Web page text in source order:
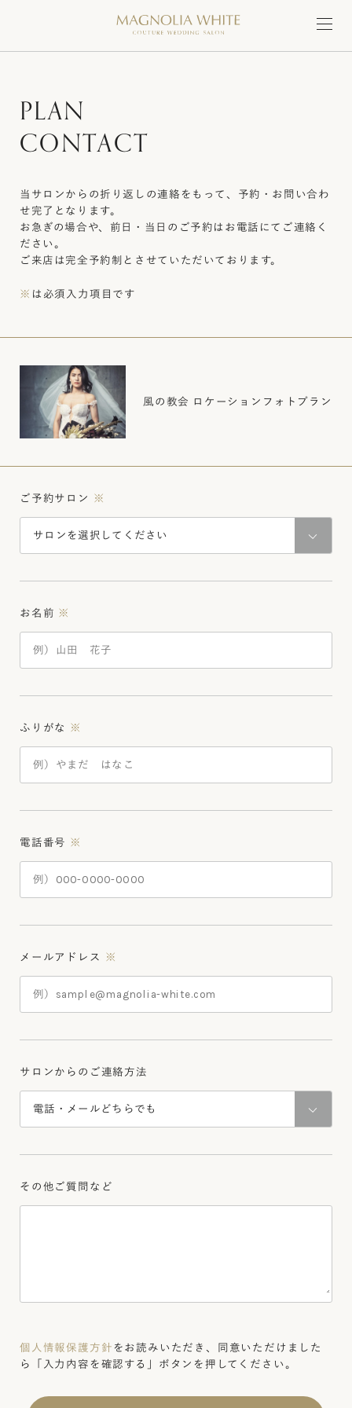
PLAN
CONTACT
当サロンからの折り返しの連絡をもって、予約・お問い合わ
せ完了となります。
お急ぎの場合や、前日・当日のご予約はお電話にてご連絡く
ださい。
ご来店は完全予約制とさせていただいております。
※ は必須入力項目です
風の教会 ロケーションフォトプラン
ご予約サロン ※
お名前 ※
ふりがな ※
電話番号 ※
メールアドレス ※
サロンからのご連絡方法
その他ご質問など
個人情報保護方針 をお読みいただき、同意いただけました
ら
「入力内容を確認する」ボタンを押してください。